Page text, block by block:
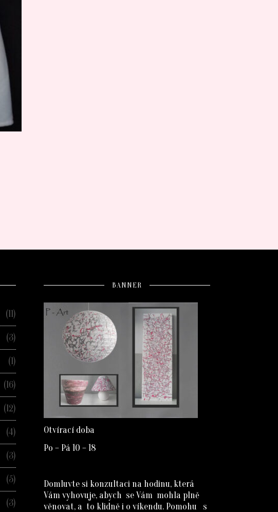
(11)
(3)
(1)
(16)
(12)
(4)
(3)
(5)
(3)
BANNER
Otvírací doba
Po – Pá 10 – 18
Domluvte si konzultaci na hodinu, která
Vám vyhovuje, abych se Vám mohla plně
věnovat, a to klidně i o víkendu. Pomohu s